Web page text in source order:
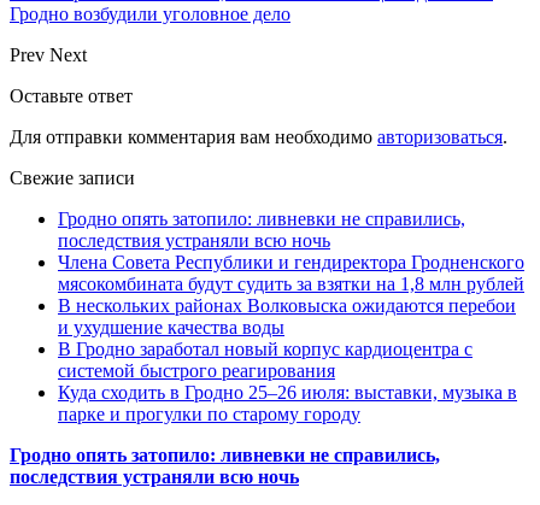
Гродно возбудили уголовное дело
Prev Next
Оставьте ответ
Для отправки комментария вам необходимо авторизоваться.
Свежие записи
Гродно опять затопило: ливневки не справились,
последствия устраняли всю ночь
Члена Совета Республики и гендиректора Гродненского
мясокомбината будут судить за взятки на 1,8 млн рублей
В нескольких районах Волковыска ожидаются перебои
и ухудшение качества воды
В Гродно заработал новый корпус кардиоцентра с
системой быстрого реагирования
Куда сходить в Гродно 25–26 июля: выставки, музыка в
парке и прогулки по старому городу
Гродно опять затопило: ливневки не справились,
последствия устраняли всю ночь